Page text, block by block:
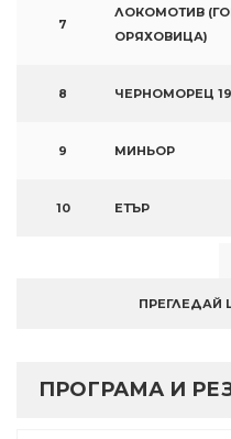
7
ЛОКОМОТИВ
ОРЯХОВИЦА)
8 ЧЕРНОМОРЕЦ
9 МИНЬОР
10 ЕТЪР
ПРЕГЛЕДАЙ
ПРОГРАМА И